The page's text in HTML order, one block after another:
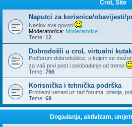
CroL Site
Naputci za korisnice/obavijesti/
Naslov sve govori
Moderator/ica: Moderatorice
Teme: 12
Dobrodošli u croL virtualni kutak
Podforum dobrodošlice, u kojem se
za vaš prvi post i oslobađanje od treme
Teme: 766
Korisnička i tehnička podrška
Problemi vezani uz rad foruma, pitanja,
Teme: 69
Događanja, aktivizam,